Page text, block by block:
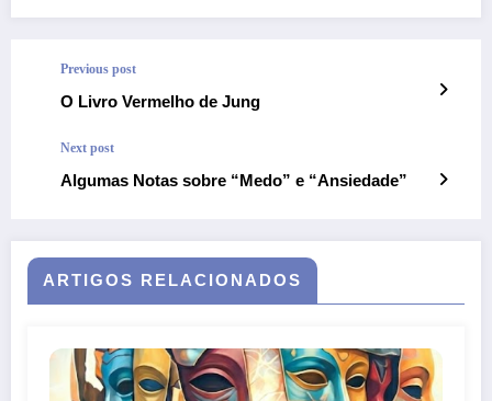
Previous post
O Livro Vermelho de Jung
Next post
Algumas Notas sobre “Medo” e “Ansiedade”
ARTIGOS RELACIONADOS